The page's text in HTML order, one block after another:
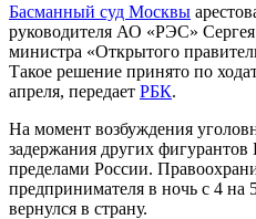
Басманный суд Москвы
руководителя АО «РЭС»
министра «Открытого
Такое решение принято по
апреля, передает РБК.
На момент возбуждения
задержания других фигурантов
пределами России.
предпринимателя в ночь с 4 на
вернулся в страну.